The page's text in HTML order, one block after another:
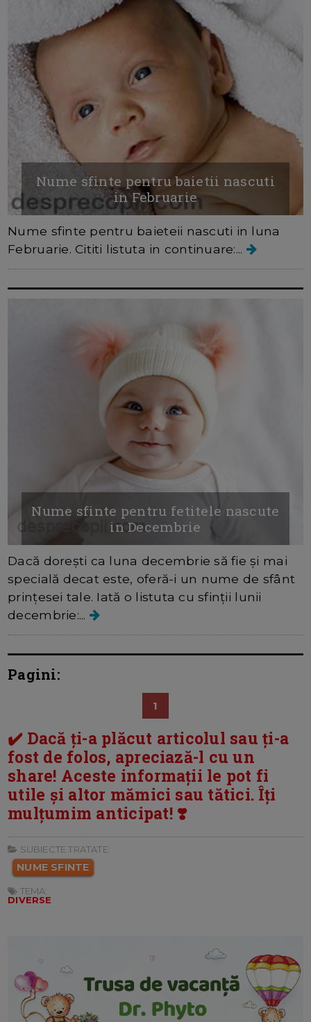
Nume sfinte pentru baietii nascuti
in Februarie
Nume sfinte pentru baieteii nascuti in luna
Februarie. Cititi listuta in continuare:...
Nume sfinte pentru fetitele nascute
in Decembrie
Dacă dorești ca luna decembrie să fie și mai
specială decat este, oferă-i un nume de sfânt
prințesei tale. Iată o listuta cu sfinții lunii
decembrie:...
Pagini:
1
✔️ Dacă ți-a plăcut articolul sau ți-a
fost de folos, apreciază-l cu un
share! Aceste informații le pot fi
utile și altor mămici sau tătici. Îți
mulțumim anticipat! ❣️
SUBIECTE TRATATE:
NUME SFINTE
TEMA:
DIVERSE